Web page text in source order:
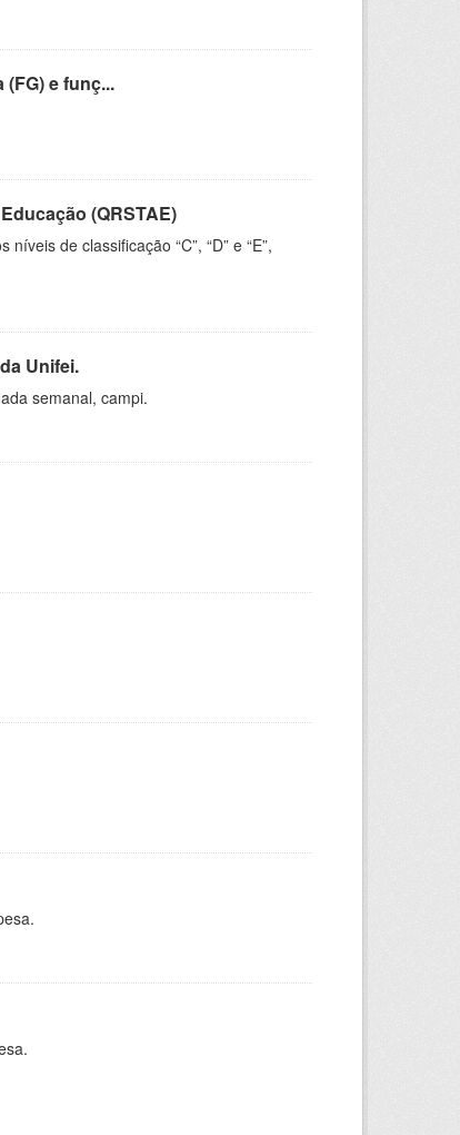
e funç...
(QRSTAE)
de classificação “C”, “D” e “E”,
Unifei.
semanal, campi.